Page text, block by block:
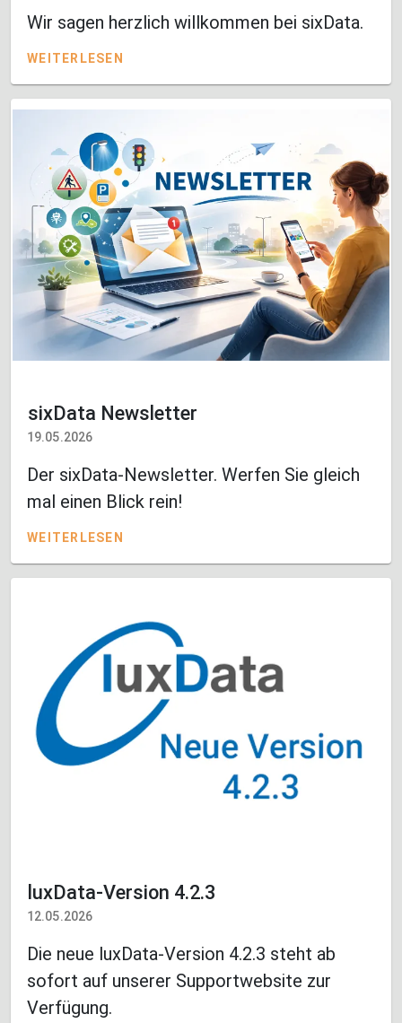
Wir sagen herzlich willkommen bei sixData.
WEITERLESEN
sixData Newsletter
19.05.2026
Der sixData-Newsletter. Werfen Sie gleich
mal einen Blick rein!
WEITERLESEN
luxData-Version 4.2.3
12.05.2026
Die neue luxData-Version 4.2.3 steht ab
sofort auf unserer Supportwebsite zur
Verfügung.